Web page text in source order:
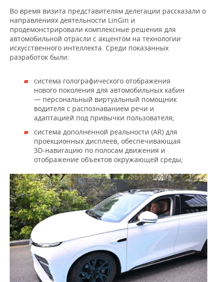
Во время визита представителям делегации рассказали о
направлениях деятельности LinGin и
продемонстрировали комплексные решения для
автомобильной отрасли с акцентом на технологии
искусственного интеллекта. Среди показанных
разработок были:
система голографического отображения
нового поколения для автомобильных кабин
— персональный виртуальный помощник
водителя с распознаванием речи и
адаптацией под привычки пользователя;
система дополненной реальности (AR) для
проекционных дисплеев, обеспечивающая
3D‑навигацию по полосам движения и
отображение объектов окружающей среды;